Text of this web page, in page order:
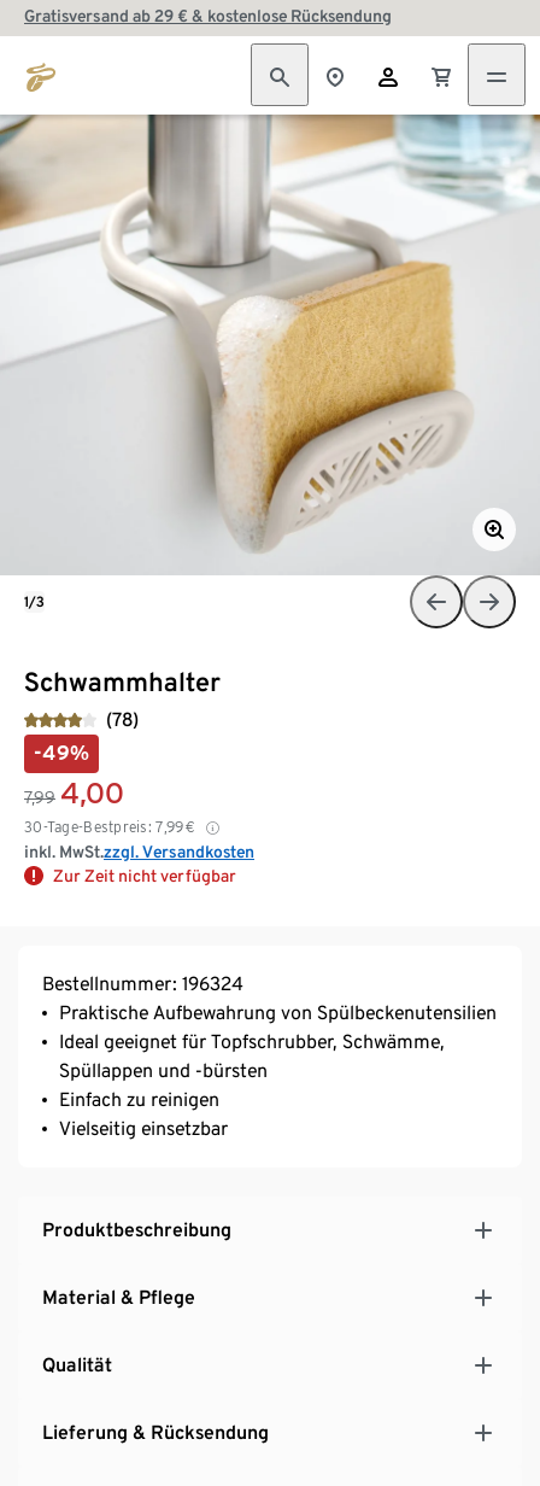
Gratisversand ab 29 € & kostenlose Rücksendung
Schwammhalter
(78)
-49%
7,99 4,00
30-Tage-Bestpreis: 7,99€
inkl. MwSt.zzgl. Versandkosten
Zur Zeit nicht verfügbar
1/3
Bestellnummer: 196324
Praktische Aufbewahrung von Spülbeckenutensilien
Ideal geeignet für Topfschrubber, Schwämme,
Spüllappen und -bürsten
Einfach zu reinigen
Vielseitig einsetzbar
Produktbeschreibung
Material & Pflege
Qualität
Lieferung & Rücksendung